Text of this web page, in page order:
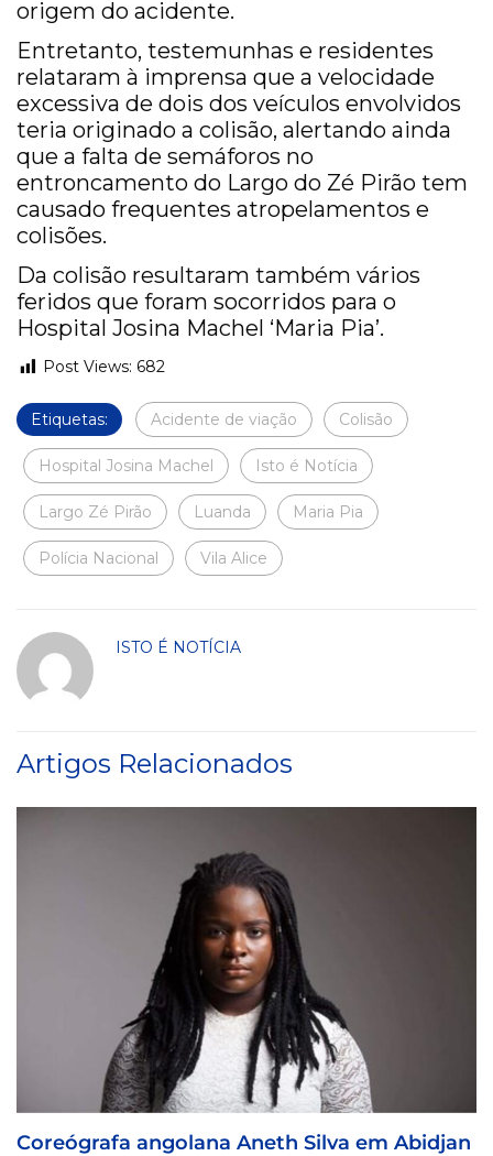
origem do acidente.
Entretanto, testemunhas e residentes
relataram à imprensa que a velocidade
excessiva de dois dos veículos envolvidos
teria originado a colisão, alertando ainda
que a falta de semáforos no
entroncamento do Largo do Zé Pirão tem
causado frequentes atropelamentos e
colisões.
Da colisão resultaram também vários
feridos que foram socorridos para o
Hospital Josina Machel ‘Maria Pia’.
Post Views: 682
Etiquetas: Acidente de viação Colisão
Hospital Josina Machel Isto é Notícia
Largo Zé Pirão Luanda Maria Pia
Polícia Nacional Vila Alice
ISTO É NOTÍCIA
Artigos Relacionados
Coreógrafa angolana Aneth Silva em Abidjan